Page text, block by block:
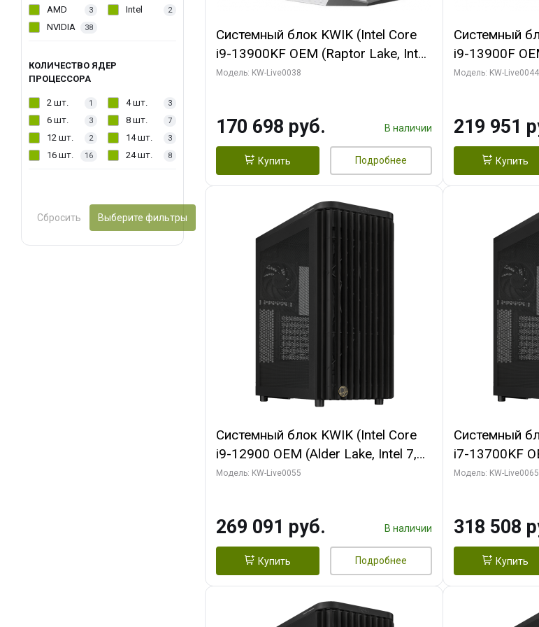
AMD 3 Intel 2
NVIDIA 38
КОЛИЧЕСТВО ЯДЕР
ПРОЦЕССОРА
2 шт. 1 4 шт. 3
6 шт. 3 8 шт. 7
12 шт. 2 14 шт. 3
16 шт. 16 24 шт. 8
Сбросить Выберите фильтры
Системный блок KWIK (Intel Core
i9-13900KF OEM (Raptor Lake, Intel
7, C24 16EC/8P/ 32 ГБ ОЗУ (2
2xDP 2/ 960 ГБ SSD)
Модель: KW-Live0038
170 698 руб. В наличии
Купить Подробнее
Системный
i9-13900F
7, Efficient-
HD/ 512 ГБ
Модель: KW-Live0044
219 951
Купить
Системный блок KWIK (Intel Core
i9-12900 OEM (Alder Lake, Intel 7,
C16 8EC/8PC/T2/ 64 ГБ ОЗУ (2
HDMI/ 1 ТБ SSD)
Модель: KW-Live0055
269 091 руб. В наличии
Купить Подробнее
Системный
i7-13700KF
7, C16 8EC/
2/ 1 ТБ SSD)
Модель: KW-Live0065
318 508
Купить